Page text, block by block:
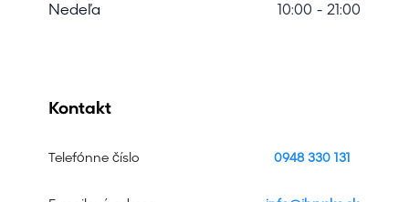
Nedeľa 10:00 - 21:00
Kontakt
Telefónne číslo 0948 330 131